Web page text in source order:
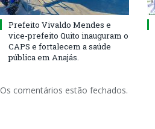
Prefeito Vivaldo Mendes e
vice-prefeito Quito inauguram o
CAPS e fortalecem a saúde
pública em Anajás.
Os comentários estão fechados.